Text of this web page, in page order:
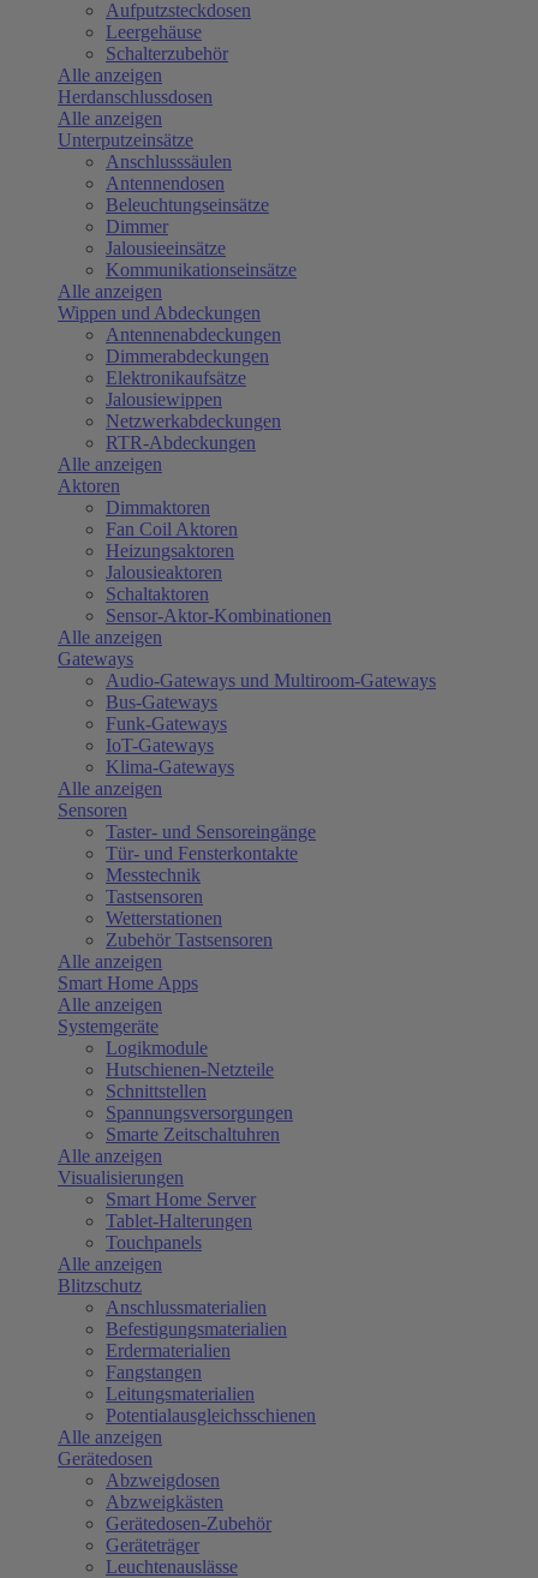
Aufputzsteckdosen
Leergehäuse
Schalterzubehör
Alle anzeigen
Herdanschlussdosen
Alle anzeigen
Unterputzeinsätze
Anschlusssäulen
Antennendosen
Beleuchtungseinsätze
Dimmer
Jalousieeinsätze
Kommunikationseinsätze
Alle anzeigen
Wippen und Abdeckungen
Antennenabdeckungen
Dimmerabdeckungen
Elektronikaufsätze
Jalousiewippen
Netzwerkabdeckungen
RTR-Abdeckungen
Alle anzeigen
Aktoren
Dimmaktoren
Fan Coil Aktoren
Heizungsaktoren
Jalousieaktoren
Schaltaktoren
Sensor-Aktor-Kombinationen
Alle anzeigen
Gateways
Audio-Gateways und Multiroom-Gateways
Bus-Gateways
Funk-Gateways
IoT-Gateways
Klima-Gateways
Alle anzeigen
Sensoren
Taster- und Sensoreingänge
Tür- und Fensterkontakte
Messtechnik
Tastsensoren
Wetterstationen
Zubehör Tastsensoren
Alle anzeigen
Smart Home Apps
Alle anzeigen
Systemgeräte
Logikmodule
Hutschienen-Netzteile
Schnittstellen
Spannungsversorgungen
Smarte Zeitschaltuhren
Alle anzeigen
Visualisierungen
Smart Home Server
Tablet-Halterungen
Touchpanels
Alle anzeigen
Blitzschutz
Anschlussmaterialien
Befestigungsmaterialien
Erdermaterialien
Fangstangen
Leitungsmaterialien
Potentialausgleichsschienen
Alle anzeigen
Gerätedosen
Abzweigdosen
Abzweigkästen
Gerätedosen-Zubehör
Geräteträger
Leuchtenauslässe